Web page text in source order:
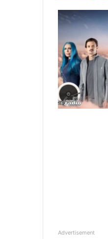
Advertisement